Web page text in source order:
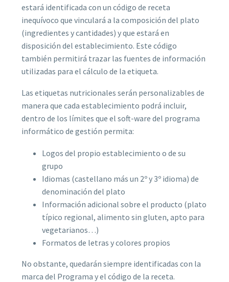
estará identificada con un código de receta
inequívoco que vinculará a la composición del plato
(ingredientes y cantidades) y que estará en
disposición del establecimiento. Este código
también permitirá trazar las fuentes de información
utilizadas para el cálculo de la etiqueta.
Las etiquetas nutricionales serán personalizables de
manera que cada establecimiento podrá incluir,
dentro de los límites que el soft-ware del programa
informático de gestión permita:
Logos del propio establecimiento o de su
grupo
Idiomas (castellano más un 2º y 3º idioma) de
denominación del plato
Información adicional sobre el producto (plato
típico regional, alimento sin gluten, apto para
vegetarianos…)
Formatos de letras y colores propios
No obstante, quedarán siempre identificadas con la
marca del Programa y el código de la receta.